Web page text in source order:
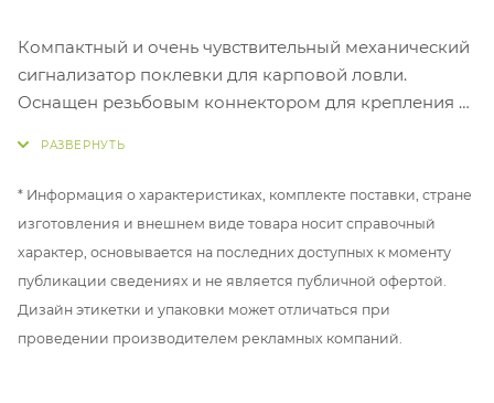
Компактный и очень чувствительный механический
сигнализатор поклевки для карповой ловли.
Оснащен резьбовым коннектором для крепления к
этом исключительно подвижная конструкция дает
силы фиксации лески, выпускается в разных
цветовых вариантах.
* Информация о характеристиках, комплекте поставки, стране
изготовления и внешнем виде товара носит справочный
характер, основывается на последних доступных к моменту
публикации сведениях и не является публичной офертой.
Дизайн этикетки и упаковки может отличаться при
проведении производителем рекламных компаний.